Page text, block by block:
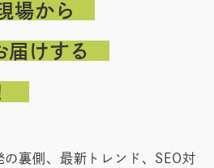
場から
届けする
裏側、最新トレンド、SEO対